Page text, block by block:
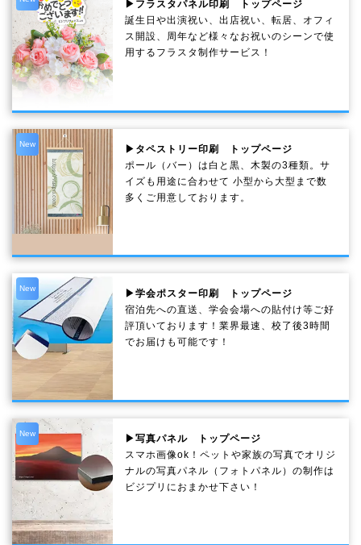
▶フラスタパネル印刷 トップページ
誕生日や出演祝い、出店祝い、転居、オフィ
ス開設、周年など様々なお祝いのシーンで使
用するフラスタ制作サービス！
New
▶タペストリー印刷 トップページ
ポール（バー）は白と黒、木製の3種類。サ
イズも用途に合わせて 小型から大型まで数
多くご用意しております。
New
▶学会ポスター印刷 トップページ
宿泊先への直送、学会会場への貼付け等ご好
評頂いております！業界最速、校了後3時間
でお届けも可能です！
New
▶写真パネル トップページ
スマホ画像ok！ペットや家族の写真でオリジ
ナルの写真パネル（フォトパネル）の制作は
ビジプリにおまかせ下さい！